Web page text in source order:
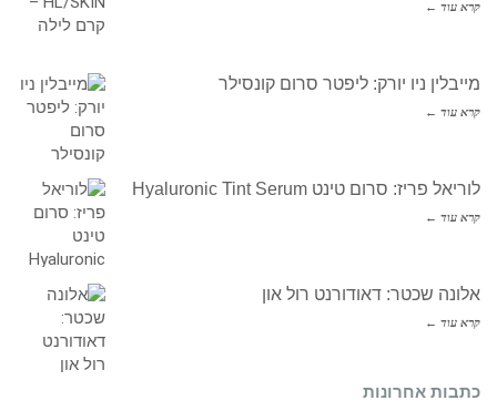
קרא עוד ←
מייבלין ניו יורק: ליפטר סרום קונסילר
קרא עוד ←
לוריאל פריז: סרום טינט Hyaluronic Tint Serum
קרא עוד ←
אלונה שכטר: דאודורנט רול און
קרא עוד ←
כתבות אחרונות